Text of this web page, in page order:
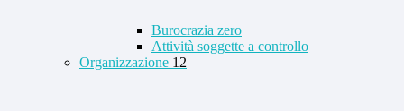
Burocrazia zero
Attività soggette a controllo
Organizzazione 12